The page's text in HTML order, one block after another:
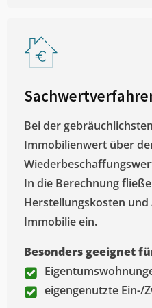
Bei der
Immobilienwert über
In die Berechnung
Herstellungskosten
Immobilie ein.
Besonders geeignet
eigengenutzte Ein-/